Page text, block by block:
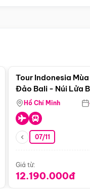
Tour Indonesia Mùa
Đảo Bali - Núi Lửa
Penglipuran
Hồ Chí Minh
07/11
Giá từ:
12.190.000đ